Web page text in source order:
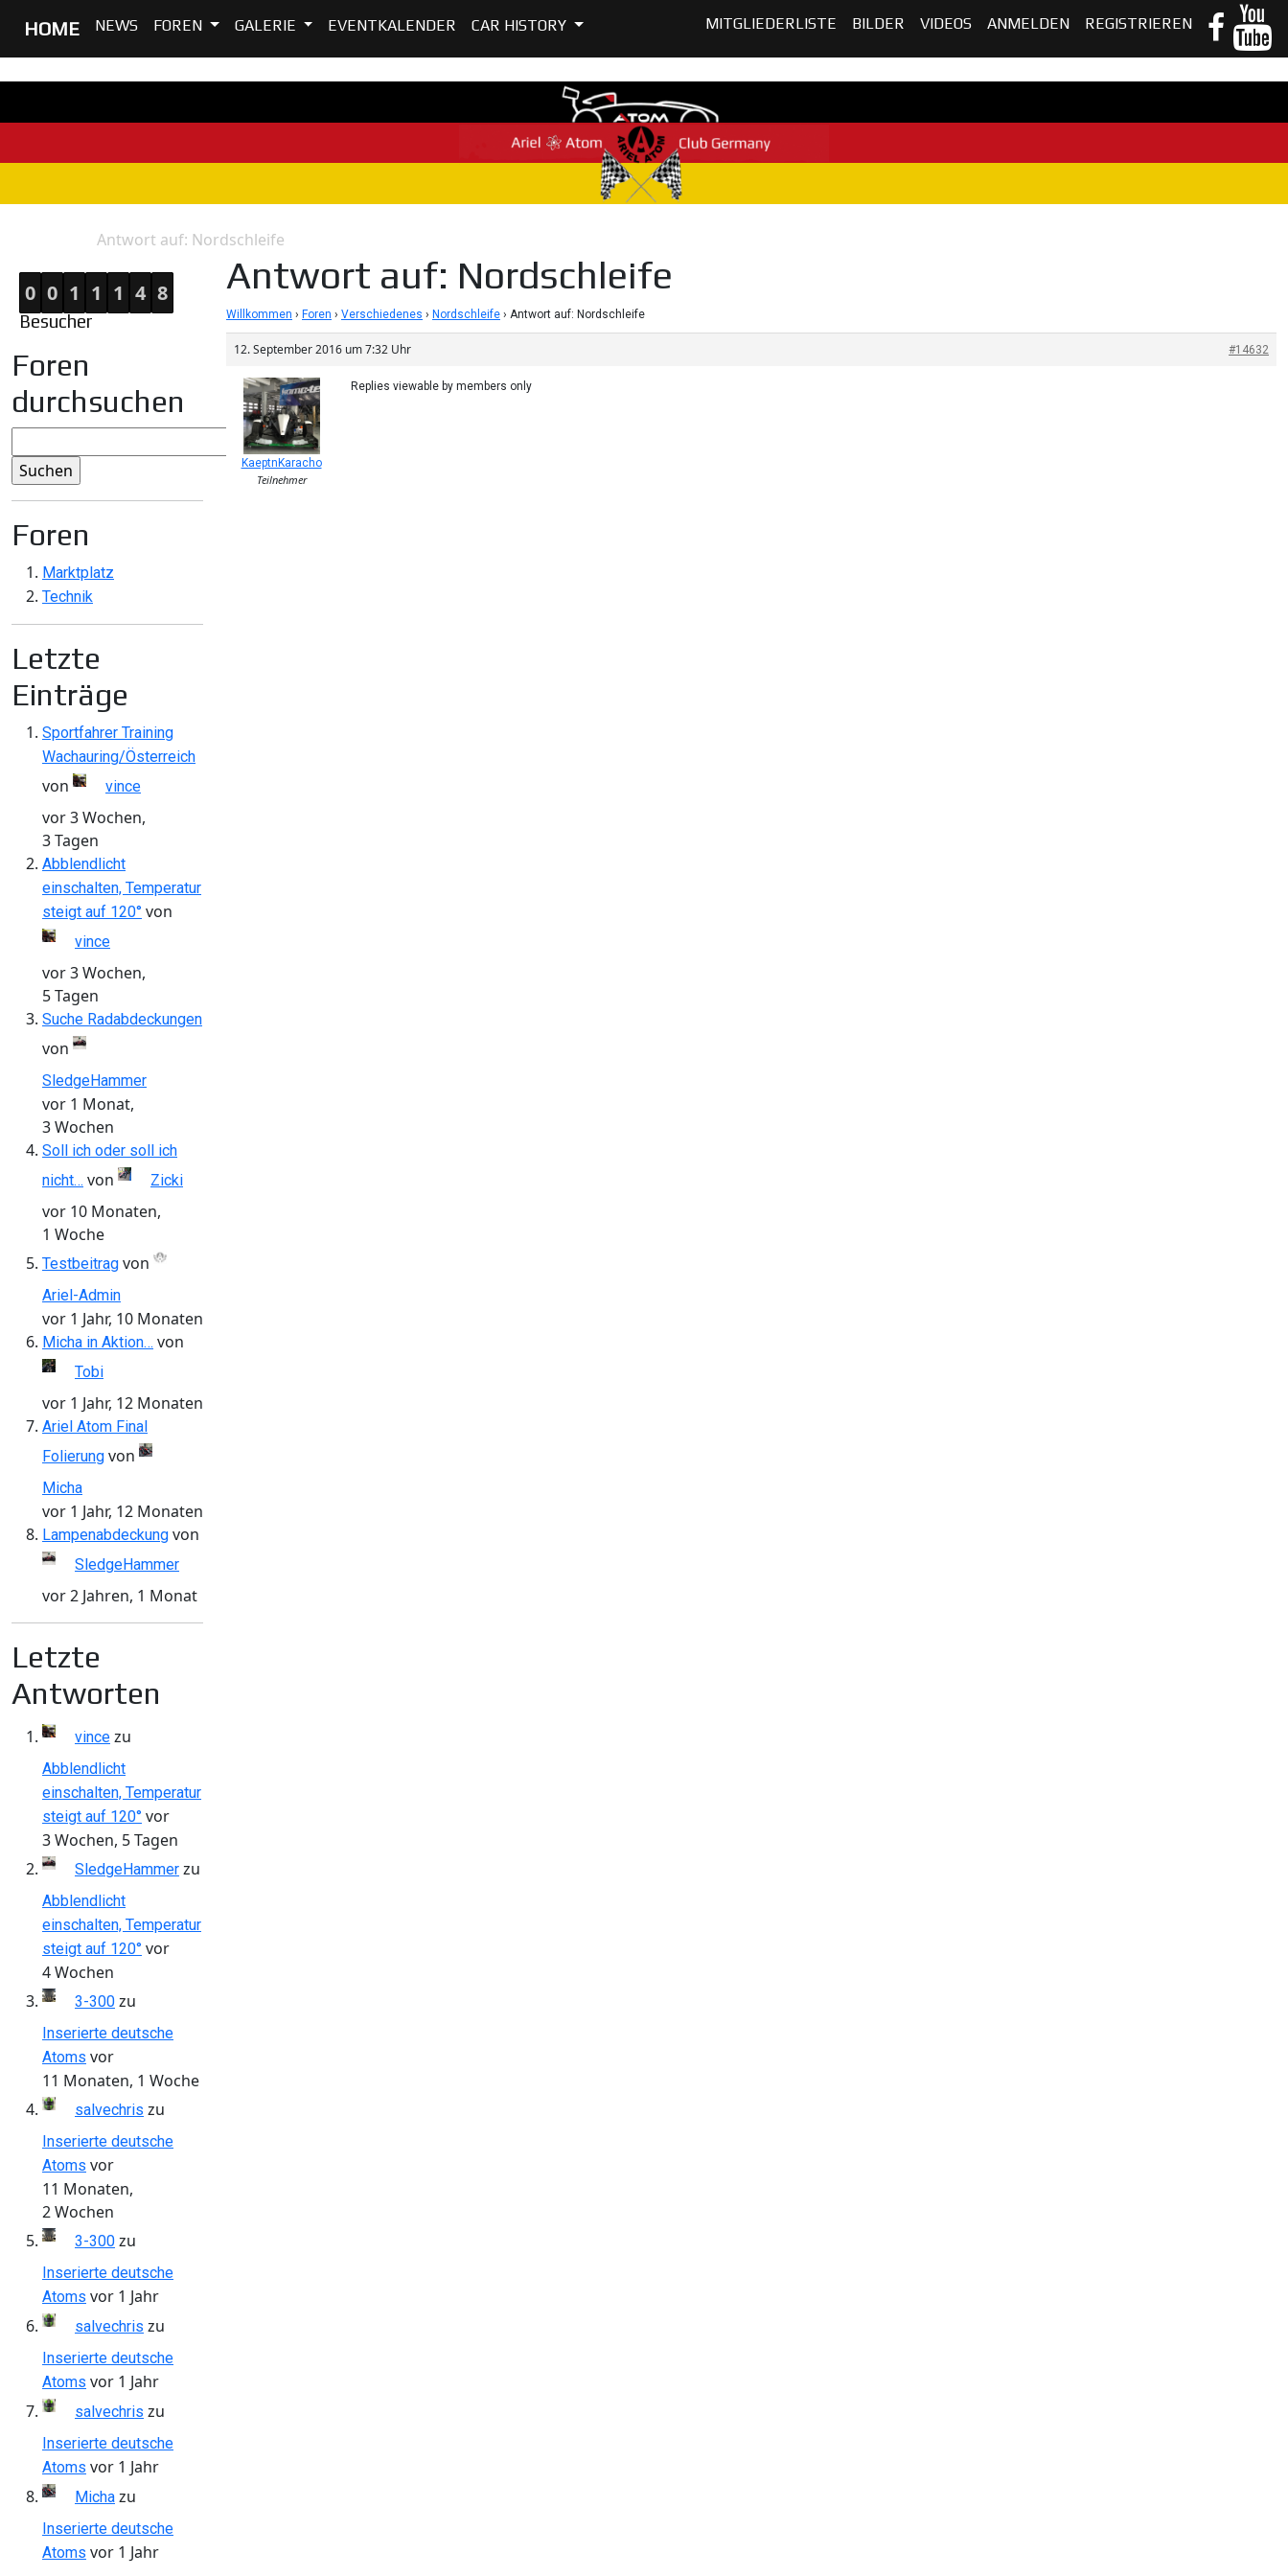
HOME NEWS FOREN GALERIE EVENTKALENDER CAR HISTORY MITGLIEDERLISTE BILDER VIDEOS ANMELDEN REGISTRIEREN
Antwort auf: Nordschleife
0 0 1 1 1 4 8
Besucher
Foren
durchsuchen
Foren
Marktplatz
Technik
Letzte
Einträge
Sportfahrer Training
Wachauring/Österreich
von vince
vor 3 Wochen,
3 Tagen
Abblendlicht
einschalten, Temperatur
steigt auf 120° von
vince
vor 3 Wochen,
5 Tagen
Suche Radabdeckungen
von
SledgeHammer
vor 1 Monat,
3 Wochen
Soll ich oder soll ich
nicht… von Zicki
vor 10 Monaten,
1 Woche
Testbeitrag von
Ariel-Admin
vor 1 Jahr, 10 Monaten
Micha in Aktion… von
Tobi
vor 1 Jahr, 12 Monaten
Ariel Atom Final
Folierung von
Micha
vor 1 Jahr, 12 Monaten
Lampenabdeckung von
SledgeHammer
vor 2 Jahren, 1 Monat
Letzte
Antworten
vince zu
Abblendlicht
einschalten, Temperatur
steigt auf 120° vor
3 Wochen, 5 Tagen
SledgeHammer zu
Abblendlicht
einschalten, Temperatur
steigt auf 120° vor
4 Wochen
3-300 zu
Inserierte deutsche
Atoms vor
11 Monaten, 1 Woche
salvechris zu
Inserierte deutsche
Atoms vor
11 Monaten,
2 Wochen
3-300 zu
Inserierte deutsche
Atoms vor 1 Jahr
salvechris zu
Inserierte deutsche
Atoms vor 1 Jahr
salvechris zu
Inserierte deutsche
Atoms vor 1 Jahr
Micha zu
Inserierte deutsche
Atoms vor 1 Jahr
Antwort auf: Nordschleife
Willkommen › Foren › Verschiedenes › Nordschleife › Antwort auf: Nordschleife
12. September 2016 um 7:32 Uhr #14632
KaeptnKaracho
Teilnehmer
Replies viewable by members only